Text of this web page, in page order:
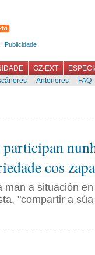
Publicidade
GZ-EXT
Anteriores FAQ
cos
a situación
"compartir a